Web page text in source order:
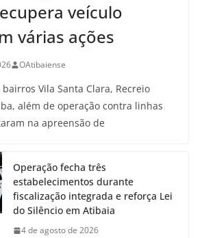
veículo
várias ações
OAtibaiense
Vila Santa Clara, Recreio
além de operação contra linhas
na apreensão de
Operação fecha três
estabelecimentos durante
fiscalização integrada e reforça Lei
do Silêncio em Atibaia
4 de agosto de 2026